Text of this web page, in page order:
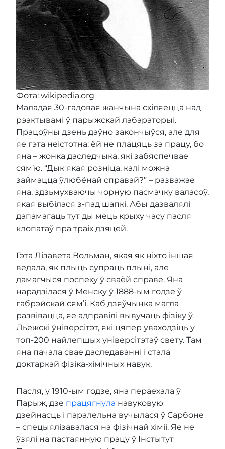
Фота: wikipedia.org
Маладая 30-гадовая жанчына схіляецца над
рэактывамі ў парыжскай лабараторыі.
Працоўны дзень даўно закончыўся, але для
яе гэта неістотна: ёй не плацяць за працу, бо
яна – жонка даследчыка, які забяспечвае
сям’ю. “Дык якая розніца, калі можна
займацца ўлюбёнай справай?” – разважае
яна, здзьмухваючы чорную пасмачку валасоў,
якая выбілася з-пад шапкі. Абы дазвалялі
дапамагаць тут ды мець крыху часу пасля
клопатаў пра траіх дзяцей.
Гэта Лізавета Вольман, якая як ніхто іншая
ведала, як плыць супраць плыні, але
дамагчыся поспеху ў сваёй справе. Яна
нарадзілася ў Менску ў 1888-ым годзе ў
габрэйскай сям’і. Каб дзяўчынка магла
развівацца, яе адправілі вывучаць фізіку ў
Льежскі ўніверсітэт, які цяпер уваходзіць у
топ-200 найлепшых універсітэтаў свету. Там
яна пачала свае даследаванні і стала
доктаркай фізіка-хімічных навук.
Пасля, у 1910-ым годзе, яна пераехала ў
Парыж, дзе працягнула навуковую
дзейнасць і паралельна вучылася ў Сарбоне
– спецыялізавалася на фізічнай хіміі. Яе не
ўзялі на пастаянную працу ў Інстытут